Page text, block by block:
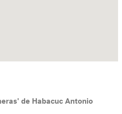
de Habacuc Antonio